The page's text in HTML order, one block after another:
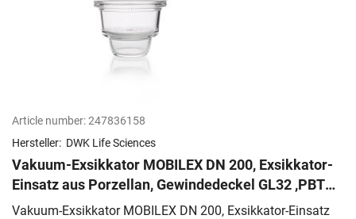
Article number:247836158
Hersteller: DWK Life Sciences
Vakuum-Exsikkator MOBILEX DN 200, Exsikkator-
Einsatz aus Porzellan, Gewindedeckel GL32 ,PBT
Schraubverschluss
Vakuum-Exsikkator MOBILEX DN 200, Exsikkator-Einsatz